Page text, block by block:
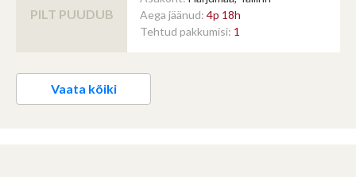
PILT PUUDUB
Aega jäänud: 4p 18h
Tehtud pakkumisi: 1
Vaata kõiki